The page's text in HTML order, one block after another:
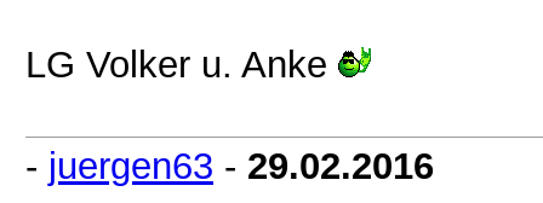
LG Volker u. Anke
- juergen63 - 29.02.2016